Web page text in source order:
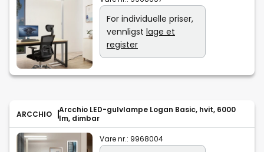
For individuelle priser,
vennligst lage et
register
ARCCHIO
Arcchio LED-gulvlampe Logan Basic, hvit, 6000
lm, dimbar
Vare nr.: 9968004